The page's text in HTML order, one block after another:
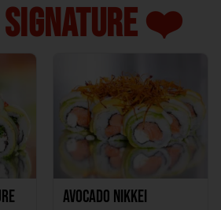
SIGNATURE ❤️
AVOCADO NIKKEI